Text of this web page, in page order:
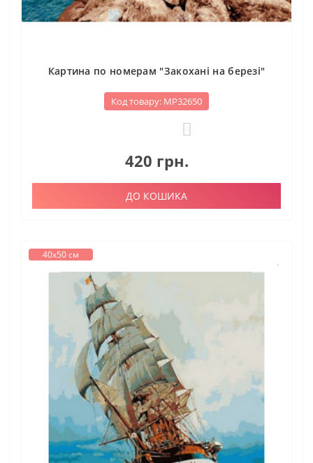
Картина по номерам "Закохані на березі"
Код товару: МР32650
420 грн.
ДО КОШИКА
40х50 см